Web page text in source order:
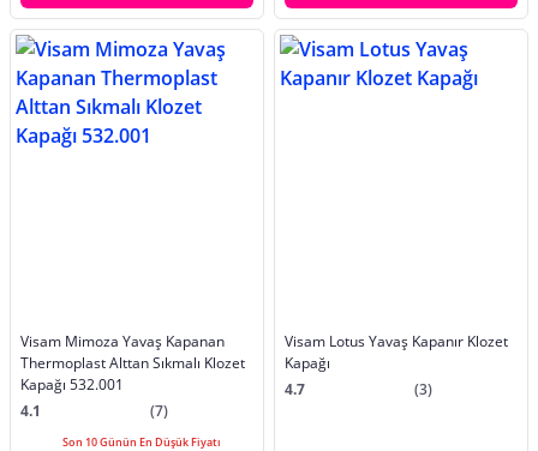
Visam Mimoza Yavaş Kapanan
Thermoplast Alttan Sıkmalı Klozet
Kapağı 532.001
4.1
(7)
Son 10 Günün En Düşük Fiyatı
Visam Lotus Yavaş Kapanır Klozet
Kapağı
4.7
(3)